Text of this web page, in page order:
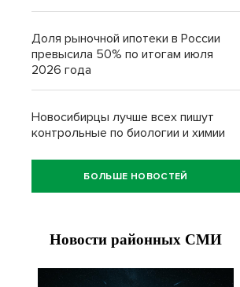
Доля рыночной ипотеки в России
превысила 50% по итогам июля
2026 года
Новосибирцы лучше всех пишут
контрольные по биологии и химии
БОЛЬШЕ НОВОСТЕЙ